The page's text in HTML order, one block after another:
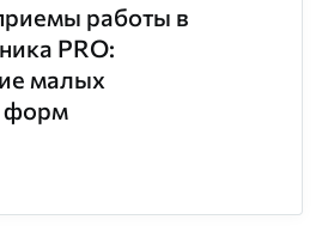
работы в
PRO:
малых
форм